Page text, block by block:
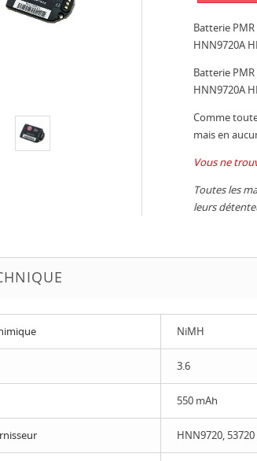
Batterie
HNN9720A
Batterie
HNN9720A
Comme
mais en
Vous ne
Toutes les
leurs
NiMH
3.6
550 mAh
HNN9720, 53720